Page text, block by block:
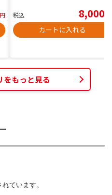
円 税込 8,000
カートに入れる
をもっと見る
ています。